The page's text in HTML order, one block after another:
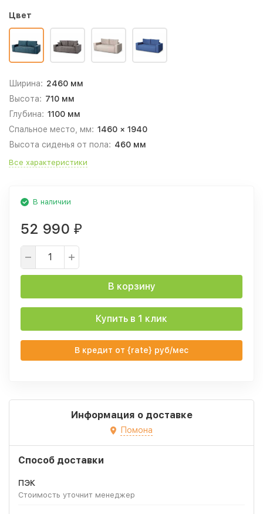
Цвет
Ширина: 2460 мм
Высота: 710 мм
Глубина: 1100 мм
Спальное место, мм: 1460 × 1940
Высота сиденья от пола: 460 мм
Все характеристики
В наличии
52 990 ₽
В корзину
Купить в 1 клик
В кредит от {rate} руб/мес
Информация о доставке
Помона
Способ доставки
ПЭК
Стоимость уточнит менеджер